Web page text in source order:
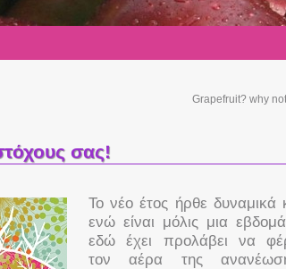
Grapefruit? why
σας!
Το νέο έτος ήρθε δυναμικά
ενώ είναι μόλις μια
εδώ έχει προλάβει να
τον αέρα της